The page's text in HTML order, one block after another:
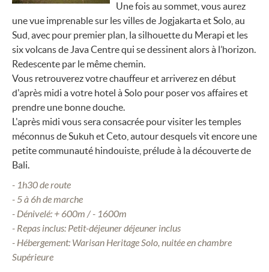
Une fois au sommet, vous aurez
une vue imprenable sur les villes de Jogjakarta et Solo, au
Sud, avec pour premier plan, la silhouette du Merapi et les
six volcans de Java Centre qui se dessinent alors à l’horizon.
Redescente par le même chemin.
Vous retrouverez votre chauffeur et arriverez en début
d'après midi a votre hotel à Solo pour poser vos affaires et
prendre une bonne douche.
L'après midi vous sera consacrée pour visiter les temples
méconnus de Sukuh et Ceto, autour desquels vit encore une
petite communauté hindouiste, prélude à la découverte de
Bali.
- 1h30 de route
- 5 à 6h de marche
- Dénivelé: + 600m / - 1600m
- Repas inclus: Petit-déjeuner déjeuner inclus
- Hébergement: Warisan Heritage Solo, nuitée en chambre
Supérieure